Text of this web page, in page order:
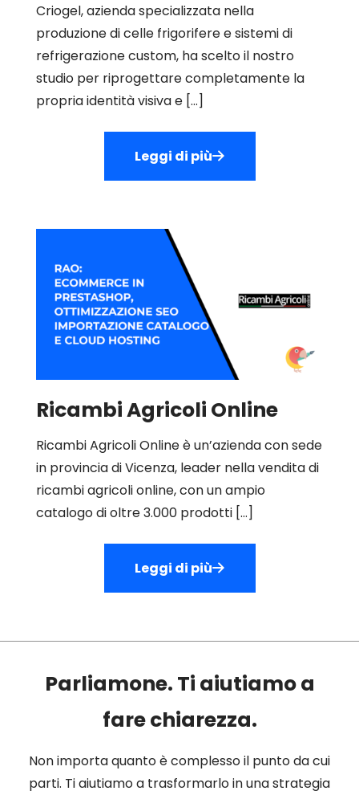
Criogel, azienda specializzata nella
produzione di celle frigorifere e sistemi di
refrigerazione custom, ha scelto il nostro
studio per riprogettare completamente la
propria identità visiva e […]
Leggi di più
Ricambi Agricoli Online
Ricambi Agricoli Online è un’azienda con sede
in provincia di Vicenza, leader nella vendita di
ricambi agricoli online, con un ampio
catalogo di oltre 3.000 prodotti […]
Leggi di più
Parliamone. Ti aiutiamo a
fare chiarezza.
Non importa quanto è complesso il punto da cui
parti. Ti aiutiamo a trasformarlo in una strategia